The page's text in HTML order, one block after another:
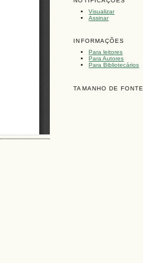
Visualizar
Assinar
INFORMAÇÕES
Para leitores
Para Autores
Para Bibliotecários
TAMANHO DE FONTE